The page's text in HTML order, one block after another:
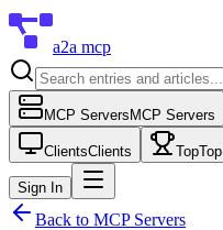
a2a mcp
MCP Servers MCP Servers
ClientsClients TopTop
Sign In
Back to MCP Servers